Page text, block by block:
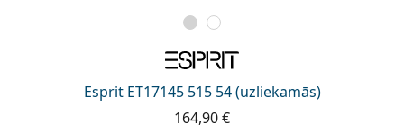
Esprit ET17145 515 54 (uzliekamās)
164,90 €